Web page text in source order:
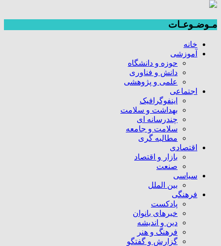
مـوضـوعـات
خانه
آموزشی
حوزه و دانشگاه
دانش و فناوری
علمی و پژوهشی
اجتماعی
اینفوگرافیک
بهداشت و سلامت
چندرسانه ای
سلامت و جامعه
مطالبه گری
اقتصادی
بازار و اقتصاد
صنعت
سیاسی
بین الملل
فرهنگی
پادکست
خبرهای بانوان
دین و اندیشه
فرهنگ و هنر
گزارش و گفتگو